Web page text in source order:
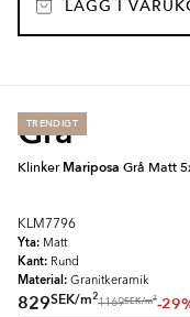
LÄGG I
Grå
TRENDIGT
KlinkerMariposa Grå Matt
KLM7796
Yta: Matt
Kant: Rund
Material: Granitkeramik
829SEK/m2
1169SEK/m2-